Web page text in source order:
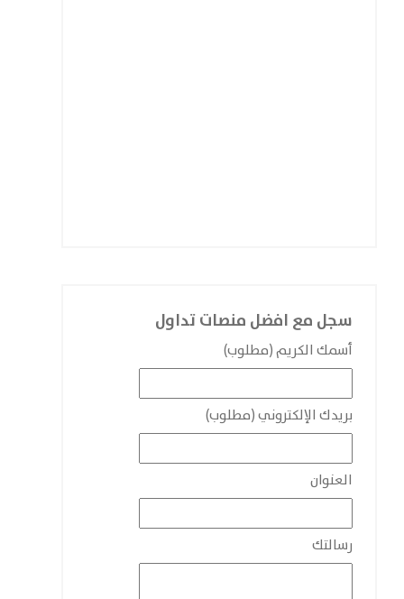
سجل مع افضل منصات تداول
أسمك الكريم (مطلوب)
بريدك الإلكتروني (مطلوب)
العنوان
رسالتك